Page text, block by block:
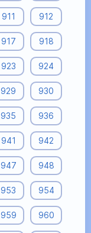
911 912
917 918
923 924
929 930
935 936
941 942
947 948
953 954
959 960